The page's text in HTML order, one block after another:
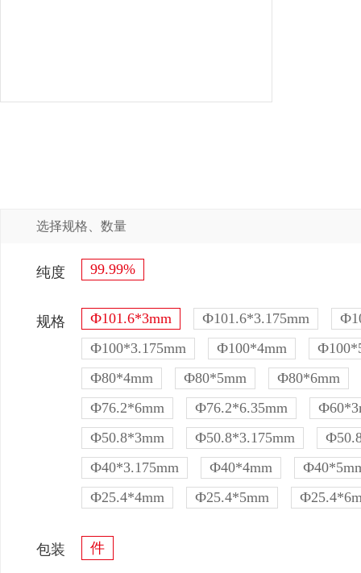
选择规格、数量
纯度 99.99%
规格 Ф101.6*3mm Ф101.6*3.175mm
Ф100*3.175mm
Ф100*4mm
Ф80*4mm
Ф80*5mm
Ф80*6mm
Ф76.2*6mm
Ф76.2*6.35mm
Ф50.8*3mm
Ф50.8*3.175mm
Ф40*3.175mm
Ф40*4mm
Ф25.4*4mm
Ф25.4*5mm
包装 件